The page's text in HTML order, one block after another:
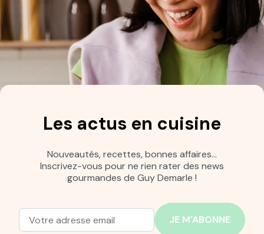
Les actus en cuisine
Nouveautés, recettes, bonnes affaires…
Inscrivez-vous pour ne rien rater des news
gourmandes de Guy Demarle !
Adresse mail
Entrez votre adresse mail pour vous abonner à notre